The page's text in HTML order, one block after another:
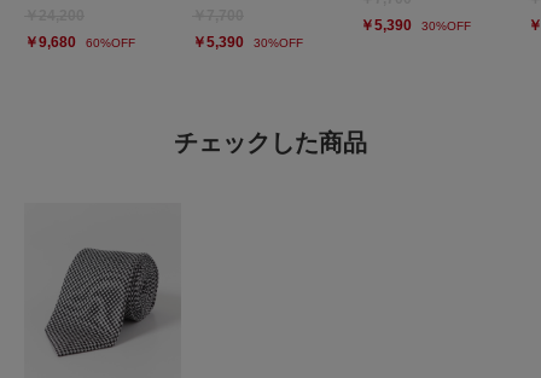
￥9,680
60%OFF
￥5,390
30%OFF
￥5,390
30%OFF
チェックした商品